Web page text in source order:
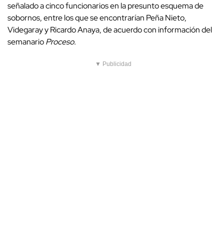
señalado a cinco funcionarios en la presunto esquema de
sobornos, entre los que se encontrarían Peña Nieto,
Videgaray y Ricardo Anaya, de acuerdo con información del
semanarioProceso.
▼ Publicidad